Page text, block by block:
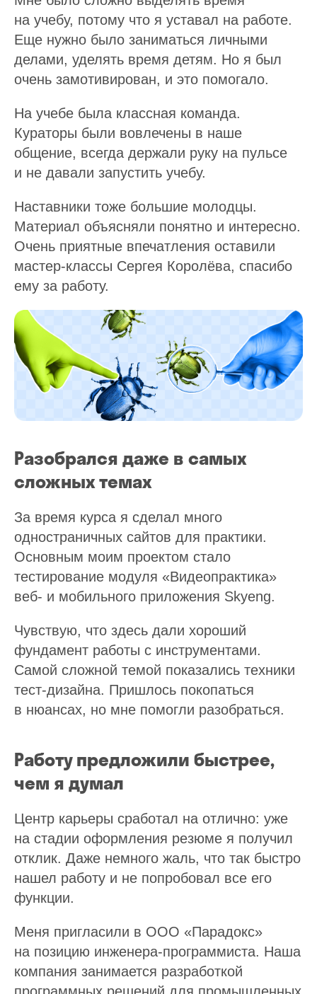
на учебу, потому что я уставал на работе.
Еще нужно было заниматься личными
делами, уделять время детям. Но я был
очень замотивирован, и это помогало.
На учебе была классная команда.
Кураторы были вовлечены в наше
общение, всегда держали руку на пульсе
и не давали запустить учебу.
Наставники тоже большие молодцы.
Материал объясняли понятно и интересно.
Очень приятные впечатления оставили
мастер-классы Сергея Королёва, спасибо
ему за работу.
Разобрался даже в самых
сложных темах
За время курса я сделал много
одностраничных сайтов для практики.
Основным моим проектом стало
тестирование модуля «Видеопрактика»
веб- и мобильного приложения Skyeng.
Чувствую, что здесь дали хороший
фундамент работы с инструментами.
Самой сложной темой показались техники
тест-дизайна. Пришлось покопаться
в нюансах, но мне помогли разобраться.
Работу предложили быстрее,
чем я думал
Центр карьеры сработал на отлично: уже
на стадии оформления резюме я получил
отклик. Даже немного жаль, что так быстро
нашел работу и не попробовал все его
функции.
Меня пригласили в ООО «Парадокс»
на позицию инженера-программиста. Наша
компания занимается разработкой